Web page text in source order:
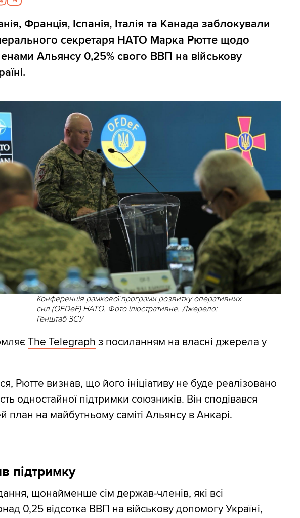
Франція, Іспанія, Італія та Канада заблокували
секретаря НАТО Марка Рютте щодо
Альянсу 0,25% свого ВВП на військову
Конференція рамкової програми розвитку оперативних
сил (OFDeF) НАТО. Фото ілюстративне. Джерело:
Генштаб ЗСУ
The Telegraph з посиланням на власні джерела у
Рютте визнав, що його ініціативу не буде реалізовано
одностайної підтримки союзників. Він сподівався
план на майбутньому саміті Альянсу в Анкарі.
підтримку
щонайменше сім держав-членів, які всі
0,25 відсотка ВВП на військову допомогу Україні,